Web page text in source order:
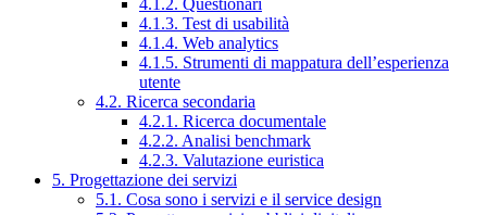
4.1.3. Test di usabilità
4.1.4. Web analytics
4.1.5. Strumenti di mappatura dell’esperienza
utente
4.2. Ricerca secondaria
4.2.1. Ricerca documentale
4.2.2. Analisi benchmark
4.2.3. Valutazione euristica
5. Progettazione dei servizi
5.1. Cosa sono i servizi e il service design